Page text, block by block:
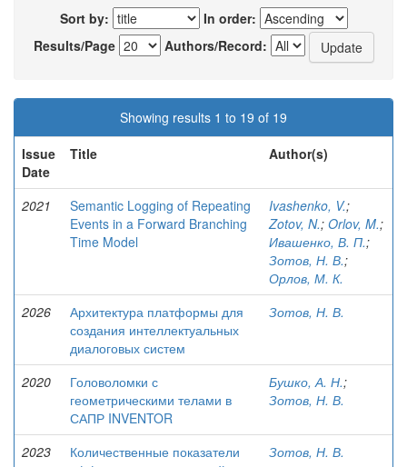
Sort by:
In order:
Results/Page
Authors/Record:
Showing results 1 to 19 of 19
Issue
Date
Title Author(s)
2021
Semantic Logging of Repeating
Events in a Forward Branching
Time Model
Ivashenko, V.;
Zotov, N.; Orlov, M.;
Ивашенко, В. П.;
Зотов, Н. В.;
Орлов, М. К.
2026
Архитектура платформы для
создания интеллектуальных
диалоговых систем
Зотов, Н. В.
2020
Головоломки с
геометрическими телами в
САПР INVENTOR
Бушко, А. Н.;
Зотов, Н. В.
2023
Количественные показатели
Зотов, Н. В.